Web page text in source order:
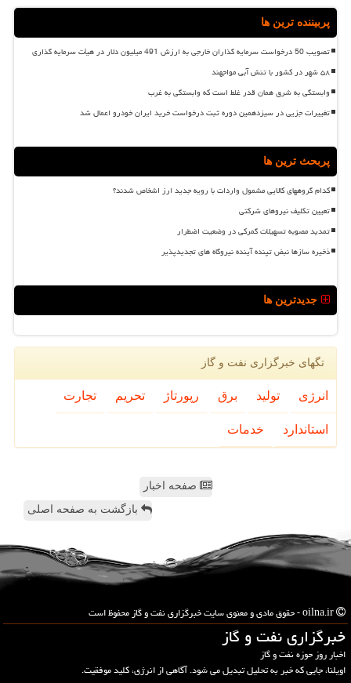
پربیننده ترین ها
تصویب 50 درخواست سرمایه گذاران خارجی به ارزش 491 میلیون دلار در هیأت سرمایه گذاری
۵۸ شهر در کشور با تنش آبی مواجهند
وابستگی به شرق همان قدر غلط است که وابستگی به غرب
تغییرات جزیی در سیزدهمین دوره ثبت درخواست خرید ایران خودرو اعمال شد
پربحث ترین ها
کدام گروههای کالایی مشمول واردات با رویه جدید ارز اشخاص شدند؟
تعیین تکلیف نیروهای شرکتی
تمدید مصوبه تسهیلات گمرکی در وضعیت اضطرار
ذخیره سازها نبض تپنده آینده نیروگاه های تجدیدپذیر
جدیدترین ها
تگهای خبرگزاری نفت و گاز
انرژی تولید برق رپورتاژ تحریم تجارت
استاندارد خدمات
صفحه اخبار
بازگشت به صفحه اصلی
خبرگزاری نفت و گاز
اخبار روز حوزه نفت و گاز
اویلنا، جایی که خبر به تحلیل تبدیل می شود. آگاهی از انرژی، کلید موفقیت.